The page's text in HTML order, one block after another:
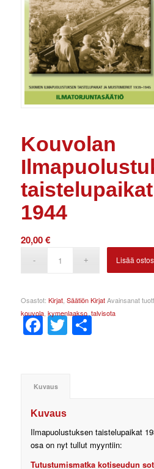
Kouvolan
1944
20,00€
Lisää
Osastot: Kirjat, Säätiön Kirjat Avainsanat
kouvola, kymenlaakso, talvisota
Facebook
Twitter
Share
Kuvaus
Kuvaus
Ilmapuolustuksen taistelupaikat
osa on nyt tullut myyntiin:
Tutustumismatka kotiseudun